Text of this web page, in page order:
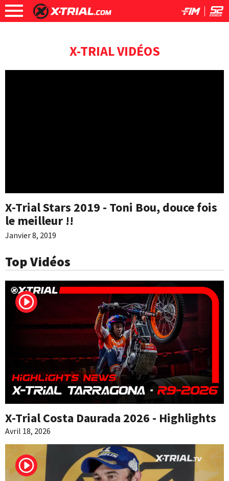
X-TRIAL VIDÉOS
X-Trial Stars 2019 - Toni Bou, douce fois
le meilleur !!
Janvier 8, 2019
Top Vidéos
X-Trial Costa Daurada 2026 - Highlights
Avril 18, 2026